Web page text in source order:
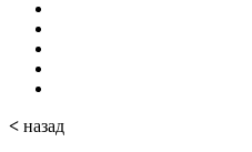
< назад